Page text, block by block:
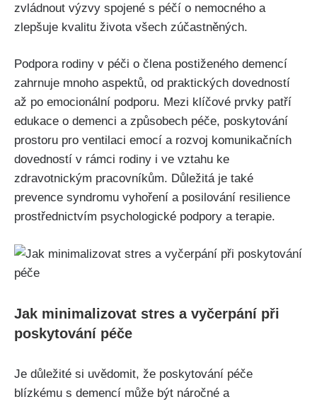
zvládnout výzvy spojené s péčí o nemocného a
zlepšuje kvalitu života všech zúčastněných.
Podpora rodiny v péči o člena postiženého demencí
zahrnuje mnoho aspektů, od praktických dovedností
až po emocionální podporu. Mezi klíčové prvky patří
edukace o demenci a způsobech péče, poskytování
prostoru pro ventilaci emocí a rozvoj komunikačních
dovedností v rámci rodiny i ve vztahu ke
zdravotnickým pracovníkům. Důležitá je také
prevence syndromu vyhoření a posilování resilience
prostřednictvím psychologické podpory a terapie.
Jak minimalizovat stres a vyčerpání při
poskytování péče
Je důležité si uvědomit, že poskytování péče
blízkému s demencí může být náročné a